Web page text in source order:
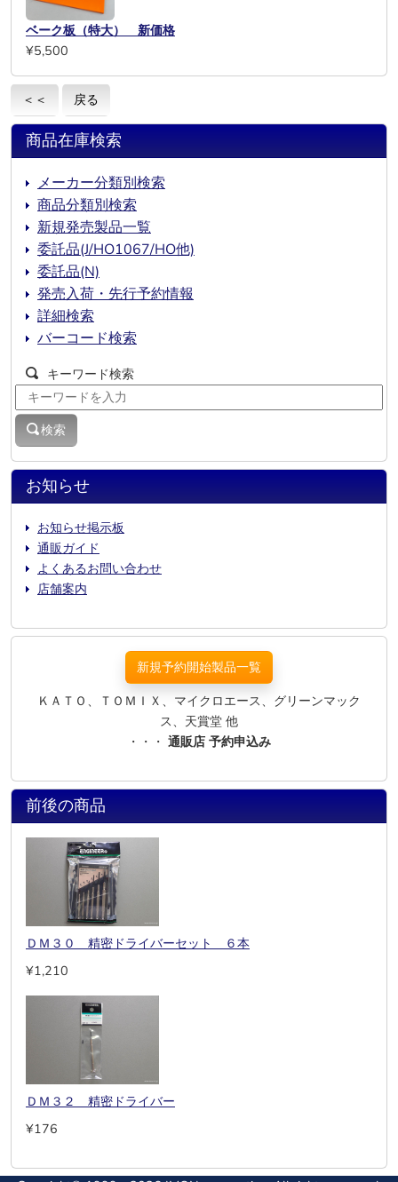
ベーク板（特大） 新価格
¥5,500
＜＜ 戻る
お知らせ
お知らせ掲示板
通販ガイド
よくあるお問い合わせ
店舗案内
商品在庫検索
メーカー分類別検索
商品分類別検索
新規発売製品一覧
委託品(J/HO1067/HO他)
委託品(N)
発売入荷・先行予約情報
詳細検索
バーコード検索
キーワード検索
検索
新規予約開始製品一覧
ＫＡＴＯ、ＴＯＭＩＸ、マイクロエース、グリーンマック
ス、天賞堂 他
・・・ 通販店 予約申込み
前後の商品
ＤＭ３０ 精密ドライバーセット ６本
¥1,210
ＤＭ３２ 精密ドライバー
¥176